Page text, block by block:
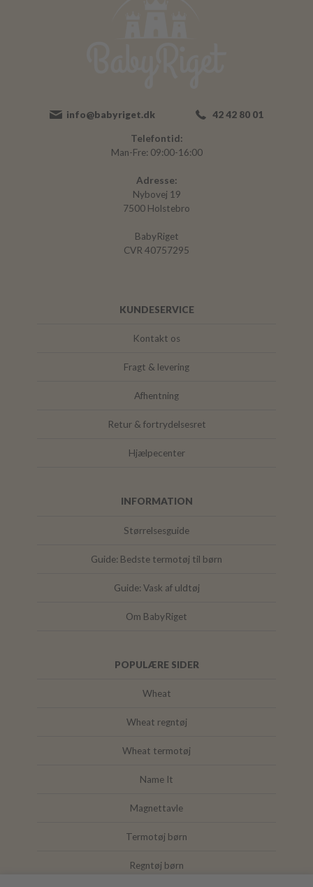
info@babyriget.dk 42 42 80 01
Telefontid:
Man-Fre: 09:00-16:00
Adresse:
Nybovej 19
7500 Holstebro
BabyRiget
CVR 40757295
KUNDESERVICE
Kontakt os
Fragt & levering
Afhentning
Retur & fortrydelsesret
Hjælpecenter
INFORMATION
Størrelsesguide
Guide: Bedste termotøj til børn
Guide: Vask af uldtøj
Om BabyRiget
POPULÆRE SIDER
Wheat
Wheat regntøj
Wheat termotøj
Name It
Magnettavle
Termotøj børn
Regntøj børn